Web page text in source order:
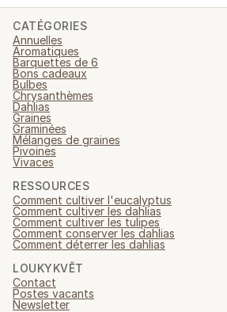
CATÉGORIES
Annuelles
Aromatiques
Barquettes de 6
Bons cadeaux
Bulbes
Chrysanthèmes
Dahlias
Graines
Graminées
Mélanges de graines
Pivoines
Vivaces
RESSOURCES
Comment cultiver l'eucalyptus
Comment cultiver les dahlias
Comment cultiver les tulipes
Comment conserver les dahlias
Comment déterrer les dahlias
LOUKYKVĚT
Contact
Postes vacants
Newsletter